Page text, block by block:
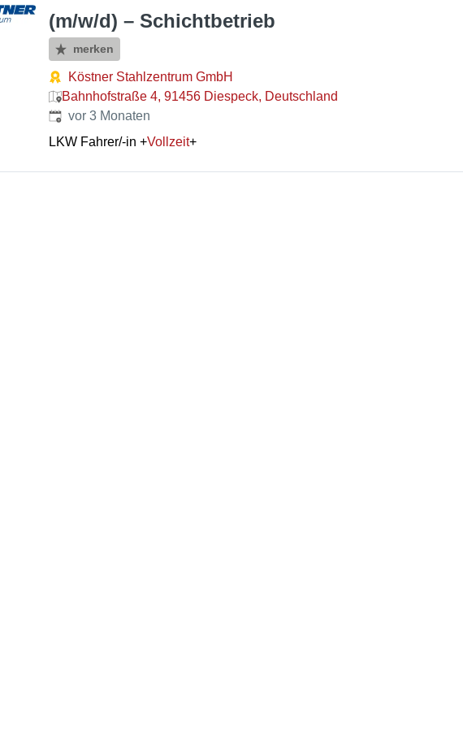
(m/w/d) – Schichtbetrieb
merken
Köstner Stahlzentrum GmbH
Bahnhofstraße 4, 91456 Diespeck, Deutschland
Veröffentlicht:
vor 3 Monaten
LKW Fahrer/-in +Vollzeit+